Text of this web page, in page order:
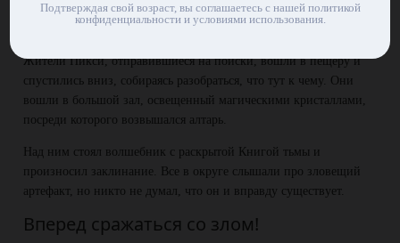
Зловещая Книга тьмы
Жители Пикси, отправившиеся на поиски, вошли в пещеру и
спустились вниз, собираясь разобраться, что тут к чему. Они
вошли в большой зал, освещенный магическими кристаллами,
посреди которого возвышался алтарь.
Над ним стоял волшебник с раскрытой Книгой тьмы и
произносил заклинание. Все в округе слышали про зловещий
артефакт, но никто не думал, что он и вправду существует.
Вперед сражаться со злом!
Подтверждая свой возраст, вы соглашаетесь с нашей политикой
конфиденциальности и условиями использования.